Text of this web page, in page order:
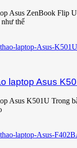
Asus ZenBook Flip
thế
laptop Asus
Asus K501U Trong